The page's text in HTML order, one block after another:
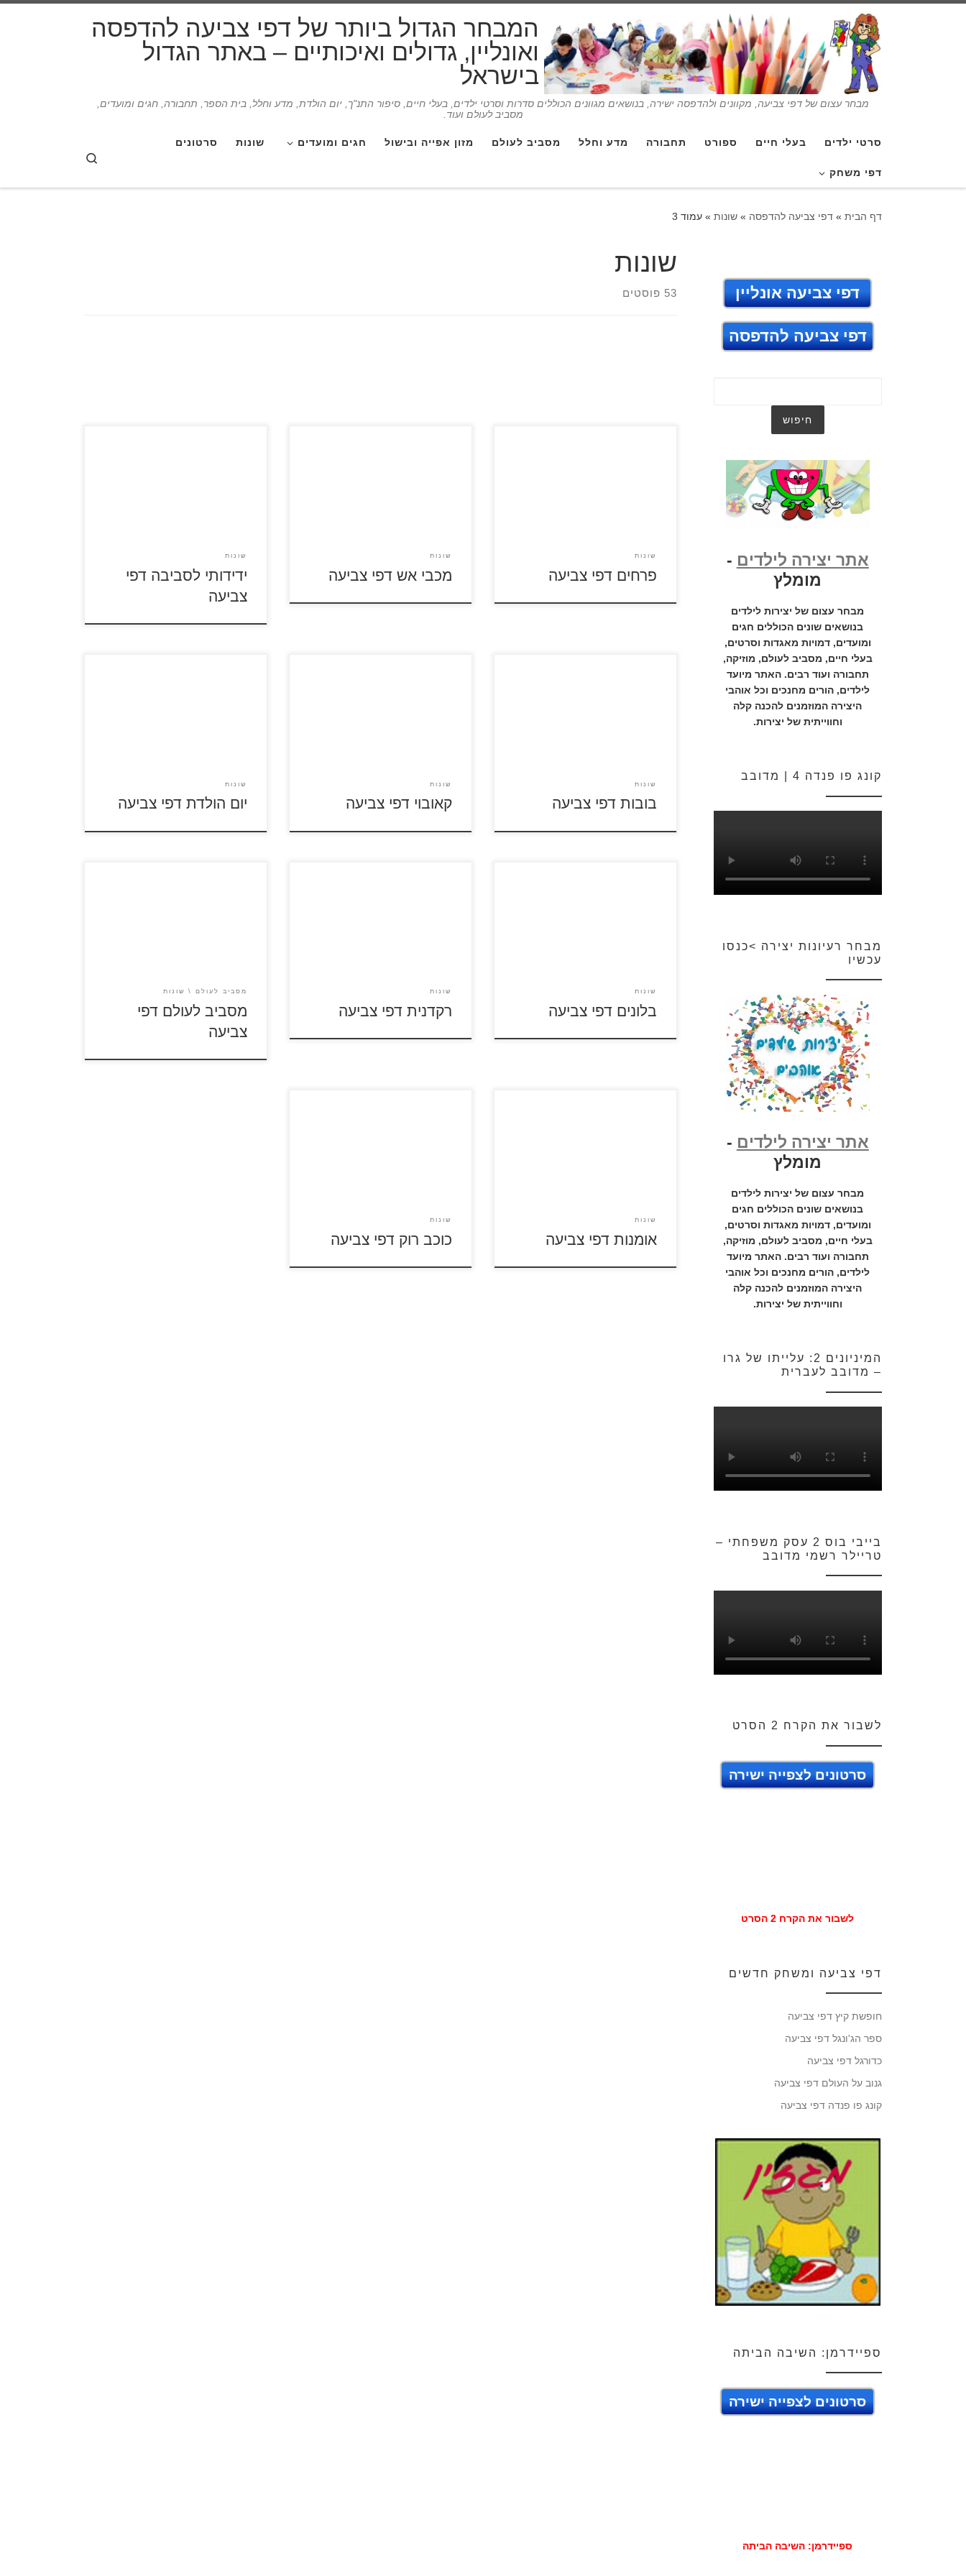
המבחר הגדול ביותר של דפי צביעה להדפסה
ואונליין, גדולים ואיכותיים – באתר הגדול
בישראל
מבחר עצום של דפי צביעה, מקוונים ולהדפסה ישירה, בנושאים מגוונים הכוללים סדרות וסרטי ילדים, בעלי חיים, סיפור התנ"ך, יום הולדת, מדע וחלל, בית הספר, תחבורה, חגים ומועדים,
מסביב לעולם ועוד.
סרטי ילדים בעלי חיים ספורט תחבורה מדע וחלל מסביב לעולם מזון אפייה ובישול חגים ומועדים שונות סרטונים
דפי משחק
דף הבית » דפי צביעה להדפסה » שונות » עמוד 3
שונות
53 פוסטים
שונות
פרחים דפי צביעה
שונות
מכבי אש דפי צביעה
שונות
ידידותי לסביבה דפי
צביעה
שונות
בובות דפי צביעה
שונות
קאובוי דפי צביעה
שונות
יום הולדת דפי צביעה
שונות
בלונים דפי צביעה
שונות
רקדנית דפי צביעה
מסביב לעולם שונות
מסביב לעולם דפי
צביעה
שונות
אומנות דפי צביעה
שונות
כוכב רוק דפי צביעה
דפי צביעה אונליין
דפי צביעה להדפסה
אתר יצירה לילדים -
מומלץ
מבחר עצום של יצירות לילדים
בנושאים שונים הכוללים חגים
ומועדים, דמויות מאגדות וסרטים,
בעלי חיים, מסביב לעולם, מוזיקה,
תחבורה ועוד רבים. האתר מיועד
לילדים, הורים מחנכים וכל אוהבי
היצירה המוזמנים להכנה קלה
וחווייתית של יצירות.
קונג פו פנדה 4 | מדובב
מבחר רעיונות יצירה >כנסו
עכשיו
אתר יצירה לילדים -
מומלץ
מבחר עצום של יצירות לילדים
בנושאים שונים הכוללים חגים
ומועדים, דמויות מאגדות וסרטים,
בעלי חיים, מסביב לעולם, מוזיקה,
תחבורה ועוד רבים. האתר מיועד
לילדים, הורים מחנכים וכל אוהבי
היצירה המוזמנים להכנה קלה
וחווייתית של יצירות.
המיניונים 2: עלייתו של גרו
– מדובב לעברית
בייבי בוס 2 עסק משפחתי –
טריילר רשמי מדובב
לשבור את הקרח 2 הסרט
סרטונים לצפייה ישירה
לשבור את הקרח 2 הסרט
דפי צביעה ומשחק חדשים
חופשת קיץ דפי צביעה
ספר הג'ונגל דפי צביעה
כדורגל דפי צביעה
גנוב על העולם דפי צביעה
קונג פו פנדה דפי צביעה
ספיידרמן: השיבה הביתה
סרטונים לצפייה ישירה
ספיידרמן: השיבה הביתה